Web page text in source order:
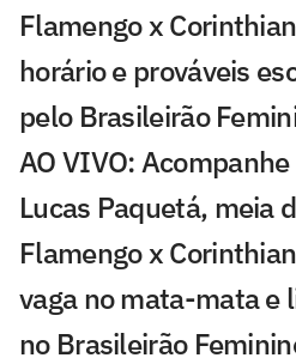
Flamengo x
horário e prováveis
pelo Brasileirão
AO VIVO:
Lucas Paquetá, meia
Flamengo x
vaga no mata-mata e
no Brasileirão